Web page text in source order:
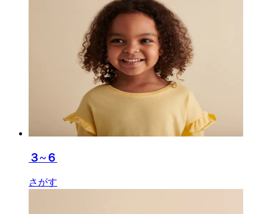
３~６
さがす